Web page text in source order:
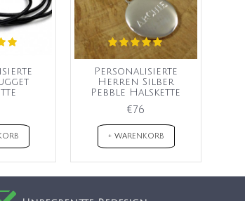
Personalisierte
Herren Silber
Pebble Halskette
€76
+ WARENKORB